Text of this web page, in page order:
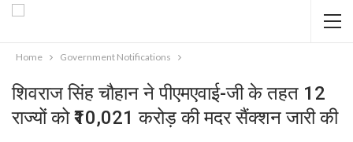
Home Government Notifications
शिवराज सिंह चौहान ने पीएमएवाई-जी के तहत 12
राज्यों को ₹10,021 करोड़ की मदर सैंक्शन जारी की